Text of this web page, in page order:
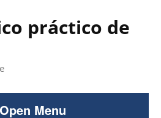
práctico de
Open Menu